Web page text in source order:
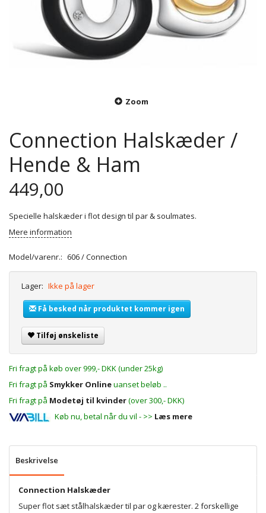
Zoom
Connection Halskæder /
Hende & Ham
449,00
Specielle halskæder i flot design til par & soulmates.
Mere information
Model/varenr.: 606 / Connection
Lager: Ikke på lager
Få besked når produktet kommer igen
Tilføj ønskeliste
Fri fragt på køb over 999,- DKK (under 25kg)
Fri fragt på Smykker Onlineuanset beløb ..
Fri fragt på Modetøj til kvinder(over 300,- DKK)
Køb nu, betal når du vil - >> Læs mere
Beskrivelse
Connection Halskæder
Super flot sæt stålhalskædertil par og kærester. 2 forskellige